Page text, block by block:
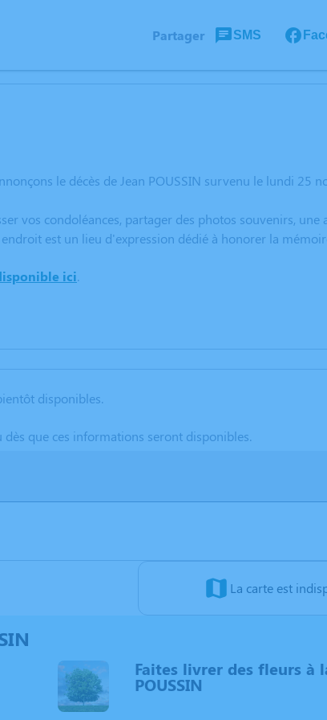
Partager SMS
le décès de Jean POUSSIN survenu le lundi 25
vos condoléances, partager des photos souvenirs, une
est un lieu d'expression dédié à honorer la
ici.
disponibles.
que ces informations seront disponibles.
La carte est
Faites livrer des fleurs à
POUSSIN